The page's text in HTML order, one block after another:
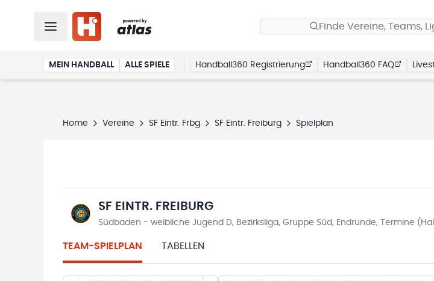
Finde Vereine, Teams,
MEIN HANDBALL ALLE SPIELE Handball360 Registrierung Handball360 FAQ
Home Vereine SF Eintr. Frbg SF Eintr. Freiburg Spielplan
SF EINTR. FREIBURG
Südbaden - weibliche Jugend D, Bezirksliga, Gruppe Süd, Endrunde, Termine
TEAM-SPIELPLAN TABELLEN